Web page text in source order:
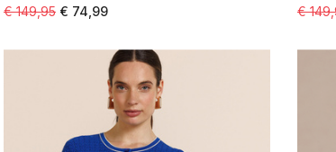
€ 149,95 € 74,99 €